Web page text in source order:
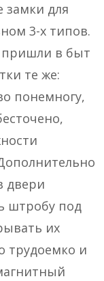
для
3-х типов.
пришли в быт
те же:
понемногу,
двери
штробу под
их
трудоемко и